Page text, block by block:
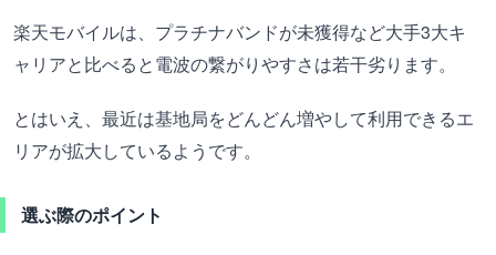
楽天モバイルは、プラチナバンドが未獲得など大手3大キ
ャリアと比べると電波の繋がりやすさは若干劣ります。
とはいえ、最近は基地局をどんどん増やして利用できるエ
リアが拡大しているようです。
選ぶ際のポイント